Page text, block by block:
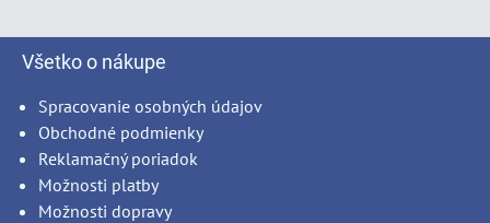
Všetko o nákupe
Spracovanie osobných údajov
Obchodné podmienky
Reklamačný poriadok
Možnosti platby
Možnosti dopravy